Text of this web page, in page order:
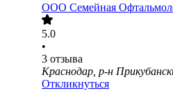
ООО Семейная
5.0
•
3 отзыва
Краснодар, р-н
Откликнуться